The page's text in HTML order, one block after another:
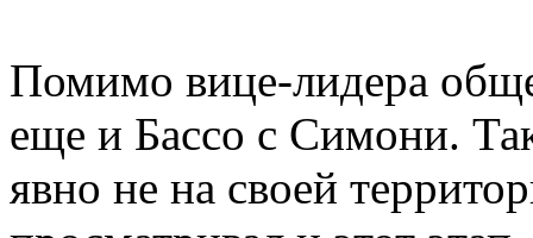
Помимо вице-лидера
еще и Бассо с Симони.
явно не на своей